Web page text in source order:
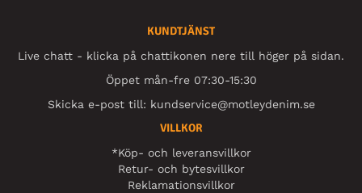
KUNDTJÄNST
Live chatt - klicka på chattikonen nere till höger på sidan.
Öppet mån-fre 07:30-15:30
Skicka e-post till: kundservice@motleydenim.se
VILLKOR
*Köp- och leveransvillkor
Retur- och bytesvillkor
Reklamationsvillkor